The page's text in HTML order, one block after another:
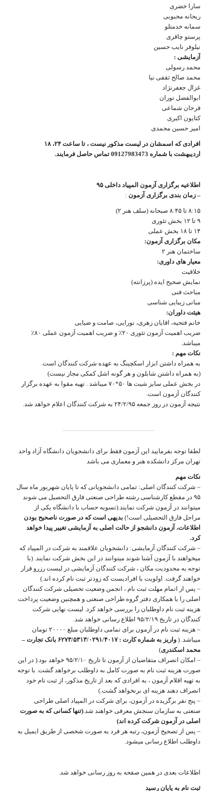
سارا خضری
ریحانه محبوبی
سمانه خدمتلو
پرستو چاقری
نیلوفر نایب حسین
آزمایشی :
محمد رسولی
محمد صالح ثقفی نیا
غزال جعفرنژاد
ابوالفضل توران
فرحان شماعی
کتایون اکبری
امیر حسین محمدی
افرادی که اسمشان در لیست مذکور نیست ، تا ساعت ۲۴، ۱۸
اردیبهشت با شماره 09127983473 تماس حاصل فرمایند.
اطلاعیه برگزاری آزمون المپیاد داخلی ۹۵
– زمان بندی برگزاری آزمون :
۸:۱۵ تا ۸:۴۵ صبحانه (سلف هنر ۲)
۹ تا ۱۲ بخش تئوری
۱۴ تا ۱۸ بخش عملی
مکان برگزاری آزمون:
ساختمان هنر ۲
معیار های داوری:
خلاقیت
نمایش صحیح ایده (پرزانته)
مباحث فنی
مبانی زیبایی شناسی
هیئت داوران:
خانم فتحیه، اقایان زهری، نورایی، صامت و ضیایی
ضریب اهمیت آزمون تئوری ۲۰٪ و ضریب اهمیت آزمون عملی ۸۰٪
میباشد.
نکات مهم :
به همراه داشتن ابزار اسکچینگ به عهده شرکت کنندگان است.
(به همراه داشتن شابلون و هر گونه اشل کمکی مجاز نیست)
در بخش عملی سایز شیت ها ۵۰*۷۰ میباشد . تهیه مقوا به عهده برگزار
کنندگان آزمون است.
نتیجه آزمون در روز جمعه ۲۴/۲/۹۵ به شرکت کنندگان اعلام خواهد شد.
لطفا توجه بفرمایید این آزمون فقط برای دانشجویان دانشگاه آزاد واحد
تهران مرکز دانشکده هنر و معماری می باشد
نکات مهم
– شرکت کنندگان اصلی: تمامی دانشجویانی که تا پایان شهریور ماه سال
۹۵ در مقطع کارشناسی رشته طراحی صنعتی فارق التحصیل می شوند
میتوانند در آزمون شرکت نمایند.(تسویه حساب با دانشگاه یکی از
مراحل فارق التحصیلی است!) بدیهی است که در صورت ناصحیح بودن
اطلاعات، آزمون دانشجو از حالت اصلی به آزمایشی تغییر پیدا خواهد
کرد.
– شرکت کنندگان آزمایشی: دانشجویان علاقمند به شرکت در المپیاد که
میخواهند با آزمون آشنا شوند میتوانند در این بخش شرکت نمایند. (با
توجه به محدودیت مکان ، شرکت کنندگان آزمایشی در لیست رزرو قرار
خواهند گرفت. اولویت با افرادیست که زودتر ثبت نام کرده اند.)
– پس از اتمام مهلت ثبت نام ، انجمن وضعیت تحصیلی شرکت کنندگان
اصلی را با همکاری دفتر گروه طراحی صنعتی و همچنین وضعیت پرداخت
هزینه ثبت نام داوطلبان را بررسی خواهد کرد. لیست نهایی شرکت
کنندگان در تاریخ ۹۵/۲/۱۹ اطلاع رسانی خواهد شد.
– هزینه ثبت نام در آزمون برای تمامی داوطلبان مبلغ ۲۰۰۰۰ تومان
میباشد. (
واریز به شماره کارت : ۶۲۷۳/۵۳۱۳/۰۲۹۱/۴۰۱۷ بانک تجارت –
محمد اسکندری)
– امکان انصراف متقاضیان از آزمون تا تاریخ ۹۵/۲/۱۰ خواهد بود.( در این
صورت هزینه ثبت نام به صورت کامل به داوطلب برخواهد گشت. با توجه
به تهیه اقلام آزمون ، به افرادی که بعد از تاریخ مذکور، از ثبت نام خود
انصراف دهند هزینه ای برنخواهد گشت.)
– پنج نفر برگزیده در آزمون، برای شرکت در المپیاد اصلی طراحی
صنعتی به سازمان سنجش معرفی خواهند شد.(تنها کسانی که به صورت
اصلی در آزمون شرکت کرده اند)
– پس از تصحیح آزمون، رتبه هر فرد به صورت شخصی از طریق ایمیل به
داوطلب اطلاع رسانی میشود.
اطلاعات بعدی در همین صفحه به روز رسانی خواهد شد.
ثبت نام به پایان رسید